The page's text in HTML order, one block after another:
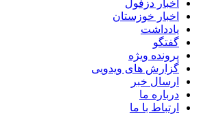
اخبار دزفول
اخبار خوزستان
یادداشت
گفتگو
پرونده ویژه
گزارش های ویدویی
ارسال خبر
درباره ما
ارتباط با ما